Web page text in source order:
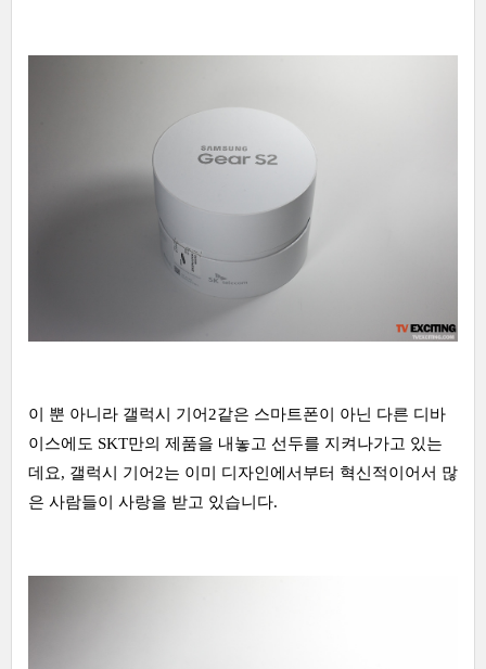
이 뿐 아니라 갤럭시 기어2같은 스마트폰이 아닌 다른 디바
이스에도 SKT만의 제품을 내놓고 선두를 지켜나가고 있는
데요, 갤럭시 기어2는 이미 디자인에서부터 혁신적이어서 많
은 사람들이 사랑을 받고 있습니다.